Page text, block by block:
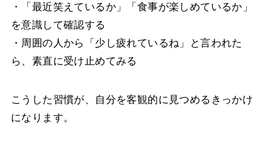
・「最近笑えているか」「食事が楽しめているか」
を意識して確認する
・周囲の人から「少し疲れているね」と言われた
ら、素直に受け止めてみる
こうした習慣が、自分を客観的に見つめるきっかけ
になります。